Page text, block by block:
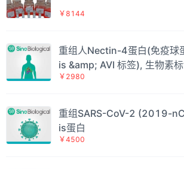
￥8144
重组人Nectin-4蛋白(免疫球
is &amp; AVI 标签), 生物素
￥2980
重组SARS-CoV-2 (2019-
is蛋白
￥4500